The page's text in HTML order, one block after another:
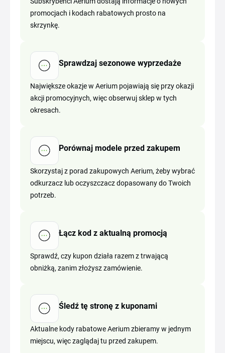
promocjach i kodach rabatowych prosto na
skrzynkę.
Sprawdzaj sezonowe wyprzedaże
Największe okazje w Aerium pojawiają się przy okazji
akcji promocyjnych, więc obserwuj sklep w tych
okresach.
Porównaj modele przed zakupem
Skorzystaj z porad zakupowych Aerium, żeby wybrać
odkurzacz lub oczyszczacz dopasowany do Twoich
potrzeb.
Łącz kod z aktualną promocją
Sprawdź, czy kupon działa razem z trwającą
obniżką, zanim złożysz zamówienie.
Śledź tę stronę z kuponami
Aktualne kody rabatowe Aerium zbieramy w jednym
miejscu, więc zaglądaj tu przed zakupem.